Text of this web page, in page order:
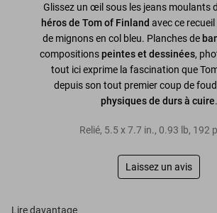
Glissez un œil sous les jeans moulants
héros de Tom of Finland avec ce
de mignons en col bleu. Planches de
compositionspeintes et dessinées,
tout ici exprime la fascination que
depuis son tout premier coup de
physiques de durs à cuire.
Relié, 5.5x7.7 in., 0.93 lb, 192
Laissez un avis
Lire davantage